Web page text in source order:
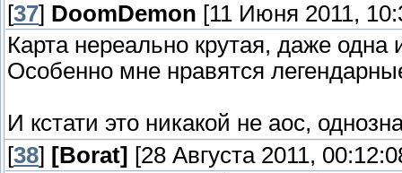
[37] DoomDemon [11 Июня 2011,
Карта нереально крутая, даже одна
Особенно мне нравятся
И кстати это никакой не аос,
[38] [Borat] [28 Августа 2011,